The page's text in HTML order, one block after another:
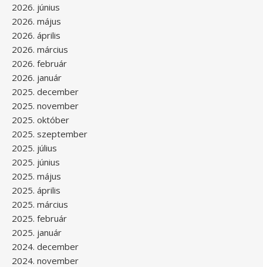
2026. június
2026. május
2026. április
2026. március
2026. február
2026. január
2025. december
2025. november
2025. október
2025. szeptember
2025. július
2025. június
2025. május
2025. április
2025. március
2025. február
2025. január
2024. december
2024. november